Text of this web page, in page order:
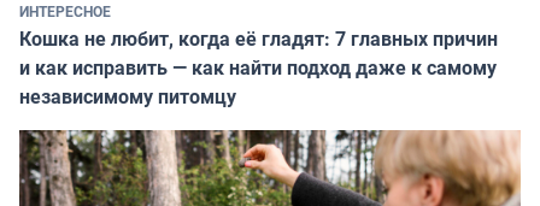
ИНТЕРЕСНОЕ
Кошка не любит, когда её гладят: 7 главных причин
и как исправить — как найти подход даже к самому
независимому питомцу